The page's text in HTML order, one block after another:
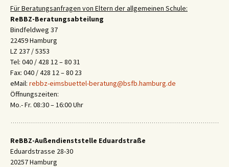
Für Beratungsanfragen von Eltern der allgemeinen Schule:
ReBBZ-Beratungsabteilung
Bindfeldweg 37
22459 Hamburg
LZ 237 / 5353
Tel: 040 / 428 12 – 80 31
Fax: 040 / 428 12 – 80 23
eMail: rebbz-eimsbuettel-beratung@bsfb.hamburg.de
Öffnungszeiten:
Mo.- Fr. 08:30 – 16:00 Uhr
ReBBZ-Außendienststelle Eduardstraße
Eduardstrasse 28-30
20257 Hamburg